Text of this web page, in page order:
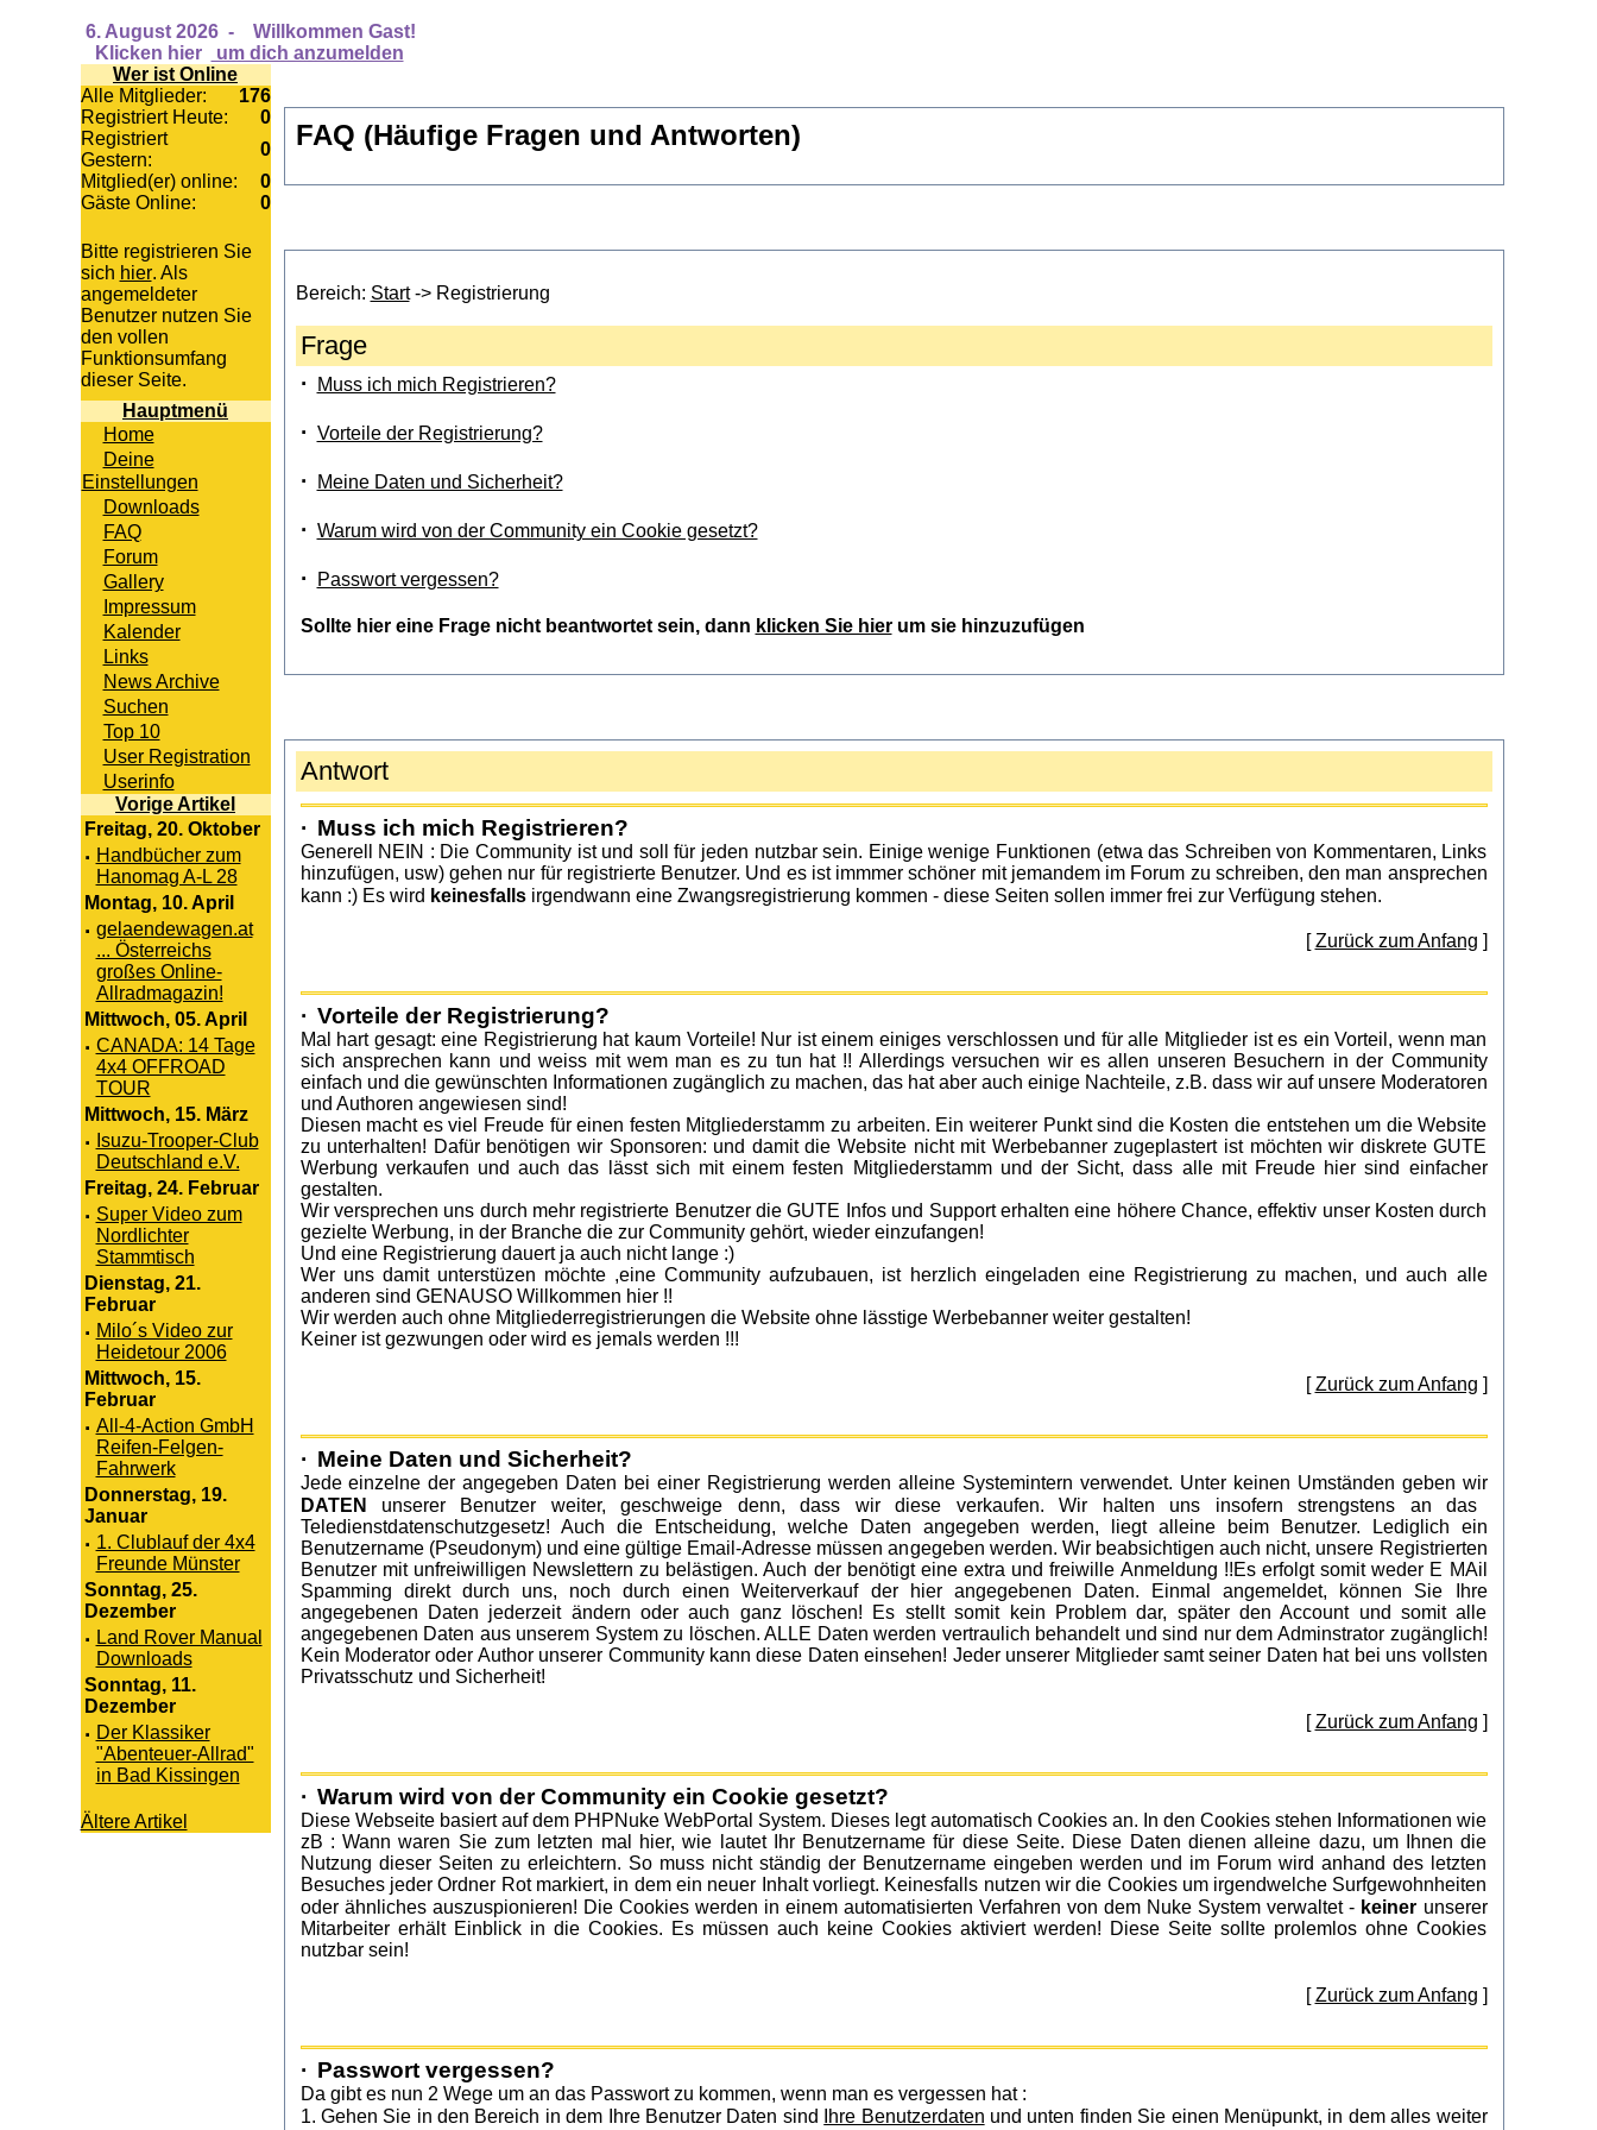
6. August 2026 -
Willkommen Gast!
Klicken hier
um dich anzumelden
Wer ist Online
Alle Mitglieder:
176
Registriert Heute:
0
Registriert
Gestern:
0
Mitglied(er) online:
0
Gäste Online:
0
Bitte registrieren Sie
sich hier. Als
angemeldeter
Benutzer nutzen Sie
den vollen
Funktionsumfang
dieser Seite.
Hauptmenü
Home
Deine
Einstellungen
Downloads
FAQ
Forum
Gallery
Impressum
Kalender
Links
News Archive
Suchen
Top 10
User Registration
Userinfo
Vorige Artikel
Freitag, 20. Oktober
· Handbücher zum
Hanomag A-L 28
Montag, 10. April
· gelaendewagen.at
... Österreichs
großes Online-
Allradmagazin!
Mittwoch, 05. April
· CANADA: 14 Tage
4x4 OFFROAD
TOUR
Mittwoch, 15. März
· Isuzu-Trooper-Club
Deutschland e.V.
Freitag, 24. Februar
· Super Video zum
Nordlichter
Stammtisch
Dienstag, 21.
Februar
· Milo´s Video zur
Heidetour 2006
Mittwoch, 15.
Februar
· All-4-Action GmbH
Reifen-Felgen-
Fahrwerk
Donnerstag, 19.
Januar
· 1. Clublauf der 4x4
Freunde Münster
Sonntag, 25.
Dezember
· Land Rover Manual
Downloads
Sonntag, 11.
Dezember
· Der Klassiker
"Abenteuer-Allrad"
in Bad Kissingen
Ältere Artikel
FAQ (Häufige Fragen und Antworten)
Bereich: Start-> Registrierung
Frage
· Muss ich mich Registrieren?
· Vorteile der Registrierung?
· Meine Daten und Sicherheit?
· Warum wird von der Community ein Cookie gesetzt?
· Passwort vergessen?
Sollte hier eine Frage nicht beantwortet sein, dann klicken Sie hierum sie hinzuzufügen
Antwort
· Muss ich mich Registrieren?
Generell NEIN : Die Community ist und soll für jeden nutzbar sein. Einige wenige Funktionen (etwa das Schreiben von Kommentaren, Links
hinzufügen, usw) gehen nur für registrierte Benutzer. Und es ist immmer schöner mit jemandem im Forum zu schreiben, den man ansprechen
kann :) Es wird keinesfallsirgendwann eine Zwangsregistrierung kommen - diese Seiten sollen immer frei zur Verfügung stehen.
[Zurück zum Anfang ]
· Vorteile der Registrierung?
Mal hart gesagt: eine Registrierung hat kaum Vorteile! Nur ist einem einiges verschlossen und für alle Mitglieder ist es ein Vorteil, wenn man
sich ansprechen kann und weiss mit wem man es zu tun hat !! Allerdings versuchen wir es allen unseren Besuchern in der Community
einfach und die gewünschten Informationen zugänglich zu machen, das hat aber auch einige Nachteile, z.B. dass wir auf unsere Moderatoren
und Authoren angewiesen sind!
Diesen macht es viel Freude für einen festen Mitgliederstamm zu arbeiten. Ein weiterer Punkt sind die Kosten die entstehen um die Website
zu unterhalten! Dafür benötigen wir Sponsoren: und damit die Website nicht mit Werbebanner zugeplastert ist möchten wir diskrete GUTE
Werbung verkaufen und auch das lässt sich mit einem festen Mitgliederstamm und der Sicht, dass alle mit Freude hier sind einfacher
gestalten.
Wir versprechen uns durch mehr registrierte Benutzer die GUTE Infos und Support erhalten eine höhere Chance, effektiv unser Kosten durch
gezielte Werbung, in der Branche die zur Community gehört, wieder einzufangen!
Und eine Registrierung dauert ja auch nicht lange :)
Wer uns damit unterstüzen möchte ,eine Community aufzubauen, ist herzlich eingeladen eine Registrierung zu machen, und auch alle
anderen sind GENAUSO Willkommen hier !!
Wir werden auch ohne Mitgliederregistrierungen die Website ohne lässtige Werbebanner weiter gestalten!
Keiner ist gezwungen oder wird es jemals werden !!!
[Zurück zum Anfang ]
· Meine Daten und Sicherheit?
Jede einzelne der angegeben Daten bei einer Registrierung werden alleine Systemintern verwendet. Unter keinen Umständen geben wir
DATEN unserer Benutzer weiter, geschweige denn, dass wir diese verkaufen. Wir halten uns insofern strengstens an das
Teledienstdatenschutzgesetz! Auch die Entscheidung, welche Daten angegeben werden, liegt alleine beim Benutzer. Lediglich ein
Benutzername (Pseudonym) und eine gültige Email-Adresse müssen angegeben werden. Wir beabsichtigen auch nicht, unsere Registrierten
Benutzer mit unfreiwilligen Newslettern zu belästigen. Auch der benötigt eine extra und freiwille Anmeldung !!Es erfolgt somit weder E MAil
Spamming direkt durch uns, noch durch einen Weiterverkauf der hier angegebenen Daten. Einmal angemeldet, können Sie Ihre
angegebenen Daten jederzeit ändern oder auch ganz löschen! Es stellt somit kein Problem dar, später den Account und somit alle
angegebenen Daten aus unserem System zu löschen. ALLE Daten werden vertraulich behandelt und sind nur dem Adminstrator zugänglich!
Kein Moderator oder Author unserer Community kann diese Daten einsehen! Jeder unserer Mitglieder samt seiner Daten hat bei uns vollsten
Privatsschutz und Sicherheit!
[Zurück zum Anfang ]
· Warum wird von der Community ein Cookie gesetzt?
Diese Webseite basiert auf dem PHPNuke WebPortal System. Dieses legt automatisch Cookies an. In den Cookies stehen Informationen wie
zB : Wann waren Sie zum letzten mal hier, wie lautet Ihr Benutzername für diese Seite. Diese Daten dienen alleine dazu, um Ihnen die
Nutzung dieser Seiten zu erleichtern. So muss nicht ständig der Benutzername eingeben werden und im Forum wird anhand des letzten
Besuches jeder Ordner Rot markiert, in dem ein neuer Inhalt vorliegt. Keinesfalls nutzen wir die Cookies um irgendwelche Surfgewohnheiten
oder ähnliches auszuspionieren! Die Cookies werden in einem automatisierten Verfahren von dem Nuke System verwaltet - keiner unserer
Mitarbeiter erhält Einblick in die Cookies. Es müssen auch keine Cookies aktiviert werden! Diese Seite sollte prolemlos ohne Cookies
nutzbar sein!
[Zurück zum Anfang ]
· Passwort vergessen?
Da gibt es nun 2 Wege um an das Passwort zu kommen, wenn man es vergessen hat :
1. Gehen Sie in den Bereich in dem Ihre Benutzer Daten sind Ihre Benutzerdaten und unten finden Sie einen Menüpunkt, in dem alles weiter